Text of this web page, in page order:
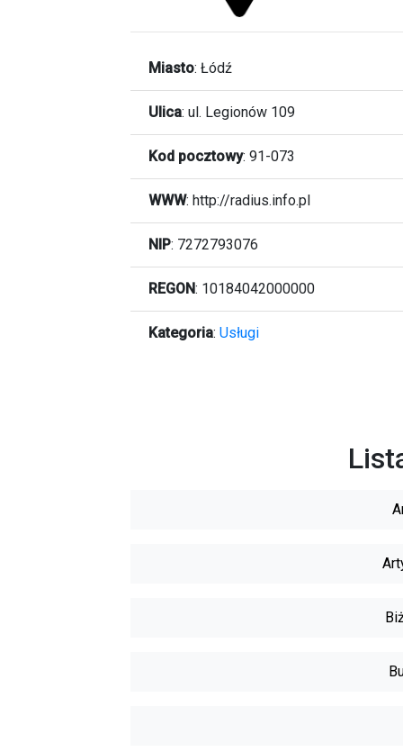
Miasto: Łódź
Ulica: ul. Legionów 109
Kod pocztowy: 91-073
WWW: http://radius.info.pl
NIP: 7272793076
REGON: 10184042000000
Kategoria: Usługi